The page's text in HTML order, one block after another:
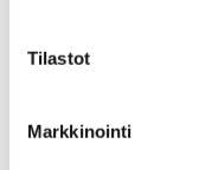
Tilastot
Markkinointi
kilpailukykyisten ja
hakemiseen sekä
sekä asioiden